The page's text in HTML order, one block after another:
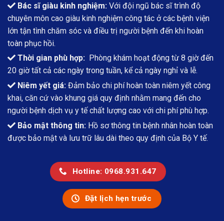
Bác sĩ giàu kinh nghiệm: Với đội ngũ bác sĩ trình độ
chuyên môn cao giàu kinh nghiệm công tác ở các bệnh viện
lớn tận tình chăm sóc và điều trị người bệnh đến khi hoàn
toàn phục hồi.
Thời gian phù hợp: Phòng khám hoạt động từ 8 giờ đến
20 giờ tất cả các ngày trong tuần, kể cả ngày nghỉ và lễ.
Niêm yết giá: Đảm bảo chi phí hoàn toàn niêm yết công
khai, căn cứ vào khung giá quy định nhằm mang đến cho
người bệnh dịch vụ y tế chất lượng cao với chi phí phù hợp.
Bảo mật thông tin: Hồ sơ thông tin bệnh nhân hoàn toàn
được bảo mật và lưu trữ lâu dài theo quy định của Bộ Y tế.
Hotline: 0968.931.647
Đặt lịch hẹn trước